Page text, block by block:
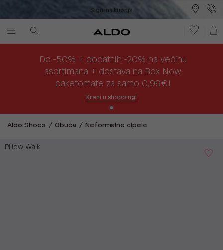
Sigurna kupnja
Do -50% + dodatnih -20% na većinu
asortimana + dostava na Box Now
paketomate za samo 0,99€!
Kreni u shopping!
Aldo Shoes Obuća Neformalne cipele
Pillow Walk